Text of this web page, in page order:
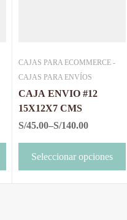
CAJAS PARA ECOMMERCE -
CAJAS PARA ENVÍOS
CAJA ENVIO #12
15X12X7 CMS
S/45.00–S/140.00
Seleccionar opciones